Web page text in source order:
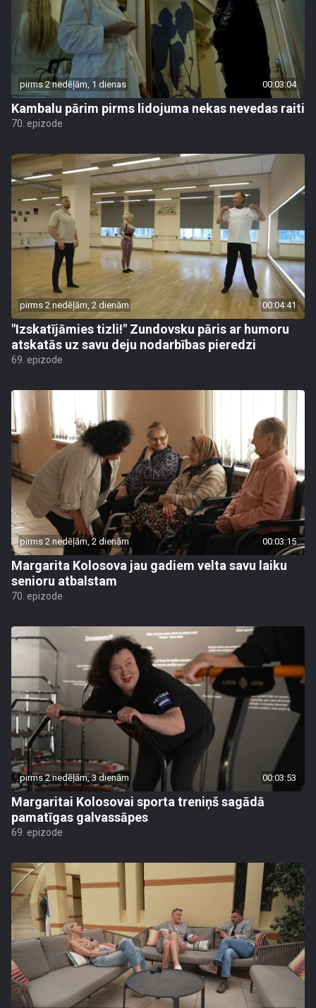
pirms 2 nedēļām, 1 dienas 00:03:04
Kambalu pārim pirms lidojuma nekas nevedas raiti
70. epizode
pirms 2 nedēļām, 2 dienām 00:04:41
"Izskatījāmies tizli!" Zundovsku pāris ar humoru
atskatās uz savu deju nodarbības pieredzi
69. epizode
pirms 2 nedēļām, 2 dienām 00:03:15
Margarita Kolosova jau gadiem velta savu laiku
senioru atbalstam
70. epizode
pirms 2 nedēļām, 3 dienām 00:03:53
Margaritai Kolosovai sporta treniņš sagādā
pamatīgas galvassāpes
69. epizode